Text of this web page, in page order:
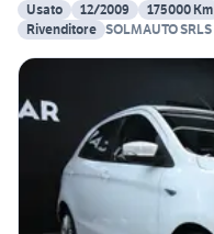
Usato
12/2009 175000 Km
Rivenditore SOLMAUTO SRLS